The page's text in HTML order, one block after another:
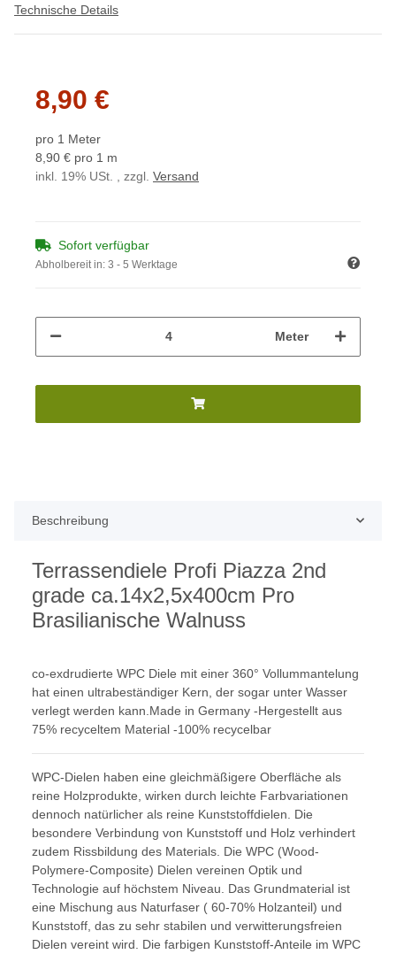
Technische Details
8,90 €
pro 1 Meter
8,90 € pro 1 m
inkl. 19% USt. , zzgl. Versand
Sofort verfügbar
Abholbereit in: 3 - 5 Werktage
Meter
Beschreibung
Terrassendiele Profi Piazza 2nd
grade ca.14x2,5x400cm Pro
Brasilianische Walnuss
co-exdrudierte WPC Diele mit einer 360° Vollummantelung
hat einen ultrabeständiger Kern, der sogar unter Wasser
verlegt werden kann.Made in Germany -Hergestellt aus
75% recyceltem Material -100% recycelbar
WPC-Dielen haben eine gleichmäßigere Oberfläche als
reine Holzprodukte, wirken durch leichte Farbvariationen
dennoch natürlicher als reine Kunststoffdielen. Die
besondere Verbindung von Kunststoff und Holz verhindert
zudem Rissbildung des Materials. Die WPC (Wood-
Polymere-Composite) Dielen vereinen Optik und
Technologie auf höchstem Niveau. Das Grundmaterial ist
eine Mischung aus Naturfaser ( 60-70% Holzanteil) und
Kunststoff, das zu sehr stabilen und verwitterungsfreien
Dielen vereint wird. Die farbigen Kunststoff-Anteile im WPC